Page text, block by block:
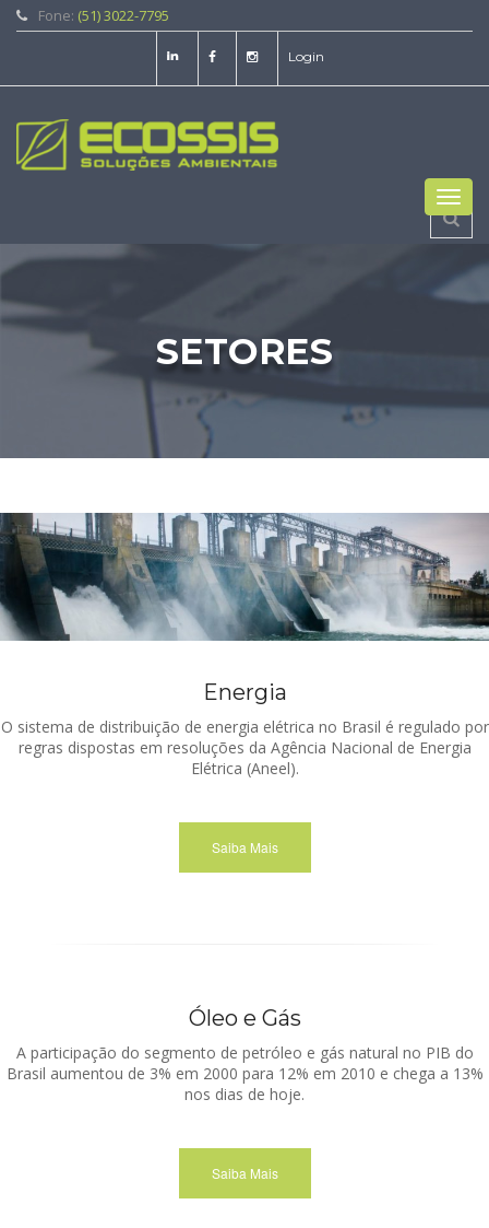
Fone: (51) 3022-7795
Login
SETORES
Energia
O sistema de distribuição de energia elétrica no Brasil é regulado por
regras dispostas em resoluções da Agência Nacional de Energia
Elétrica (Aneel).
Saiba Mais
Óleo e Gás
A participação do segmento de petróleo e gás natural no PIB do
Brasil aumentou de 3% em 2000 para 12% em 2010 e chega a 13%
nos dias de hoje.
Saiba Mais